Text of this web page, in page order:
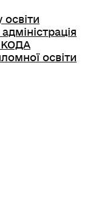
освіти
КОДА
освіти